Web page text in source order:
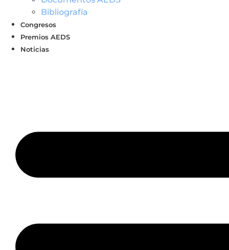
Bibliografía
Congresos
Premios AEDS
Noticias